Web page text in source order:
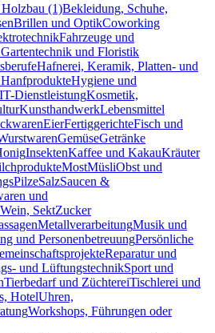
(1)Bekleidung, Schuhe,
Brillen und OptikCoworking
Fahrzeuge und
und Floristik
Hafnerei, Keramik, Platten- und
Hygiene und
IT-DienstleistungKosmetik,
KunsthandwerkLebensmittel
EierFertiggerichteFisch und
GemüseGetränke
InsektenKaffee und KakauKräuter
MostMüsliObst und
PilzeSalzSaucen &
und
Wein, SektZucker
MetallverarbeitungMusik und
und PersonenbetreuungPersönliche
Reparatur und
und LüftungstechnikSport und
Tierbedarf und ZüchtereiTischlerei und
HotelUhren,
Workshops, Führungen oder